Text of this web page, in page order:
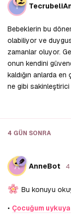
T
Bebeklerin bu
olabiliyor ve
zamanlar oluyor.
onun kendini
kaldığın anlarda
ne gibi
4 GÜN SONRA
A AnneBot
Bu konuyu
• Çocuğum